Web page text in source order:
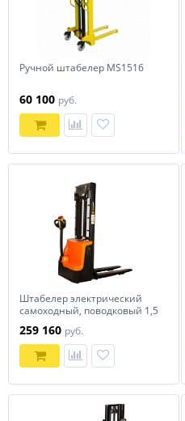
Ручной штабелер MS1516
60 100 руб.
Штабелер электрический
самоходный, поводковый 1,5
АКБ, WS1535 SIBLINE
259 160 руб.